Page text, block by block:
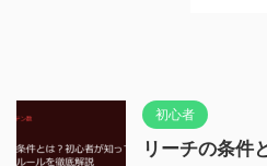
初心者
リーチの条件